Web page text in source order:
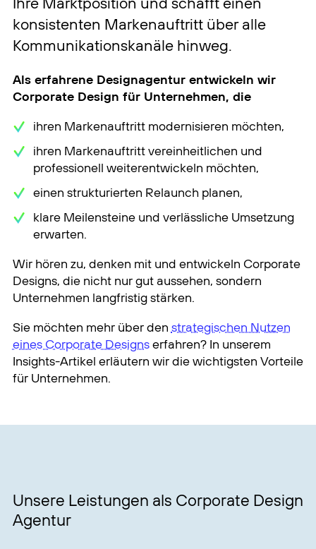
konsistenten Markenauftritt über alle
Kommunikationskanäle hinweg.
Als erfahrene Designagentur entwickeln wir
Corporate Design für Unternehmen, die
ihren Markenauftritt modernisieren möchten,
ihren Markenauftritt vereinheitlichen und
professionell weiterentwickeln möchten,
einen strukturierten Relaunch planen,
klare Meilensteine und verlässliche Umsetzung
erwarten.
Wir hören zu, denken mit und entwickeln Corporate
Designs, die nicht nur gut aussehen, sondern
Unternehmen langfristig stärken.
Sie möchten mehr über den strategischen Nutzen
eines Corporate Designserfahren? In unserem
Insights-Artikel erläutern wir die wichtigsten Vorteile
für Unternehmen.
Unsere Leistungen als Corporate Design
Agentur